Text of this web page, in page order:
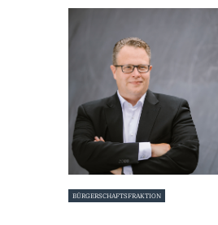
PARLAMENTE
KONTAKT
SPENDEN
MITGLIED WERDEN!
BÜRGERSCHAFTSFRAKTION